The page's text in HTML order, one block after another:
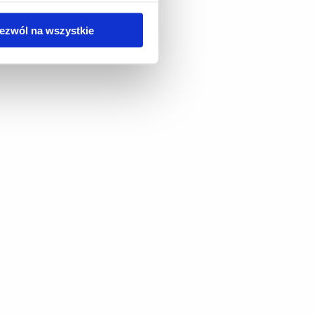
na wszystkie